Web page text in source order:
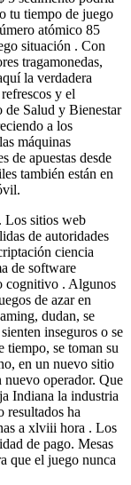
tu tiempo de juego
atómico 85
situación . Con
tragamonedas,
la verdadera
y el
de Salud y Bienestar​
a los
máquinas
de apuestas desde
también están en
Los sitios web
de autoridades
ciencia
de software
cognitivo . Algunos
de azar en
dudan, se
inseguros o se
tiempo, se toman su
en un nuevo sitio
nuevo operador. Que
Indiana la industria
resultados ha
a xlviii ​​hora . Los
de pago. Mesas
que el juego nunca